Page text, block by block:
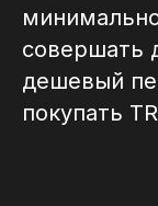
совершать
дешевый
покупать